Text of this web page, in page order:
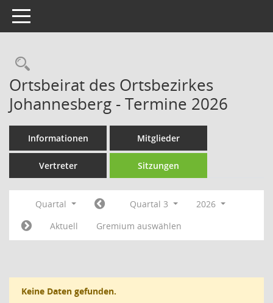
Toggle navigation
Rechercheauswahl
Ortsbeirat des Ortsbezirkes
Johannesberg - Termine 2026
Informationen Mitglieder
Vertreter Sitzungen
Quartal Quartal 3
2026
Aktuell
Gremium auswählen
Keine Daten gefunden.